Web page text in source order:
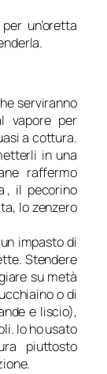
un’oretta
serviranno
vapore per
a cottura.
in una
raffermo
, il pecorino
lo zenzero
impasto di
Stendere
su metà
o di
e liscio),
Io ho usato
piuttosto